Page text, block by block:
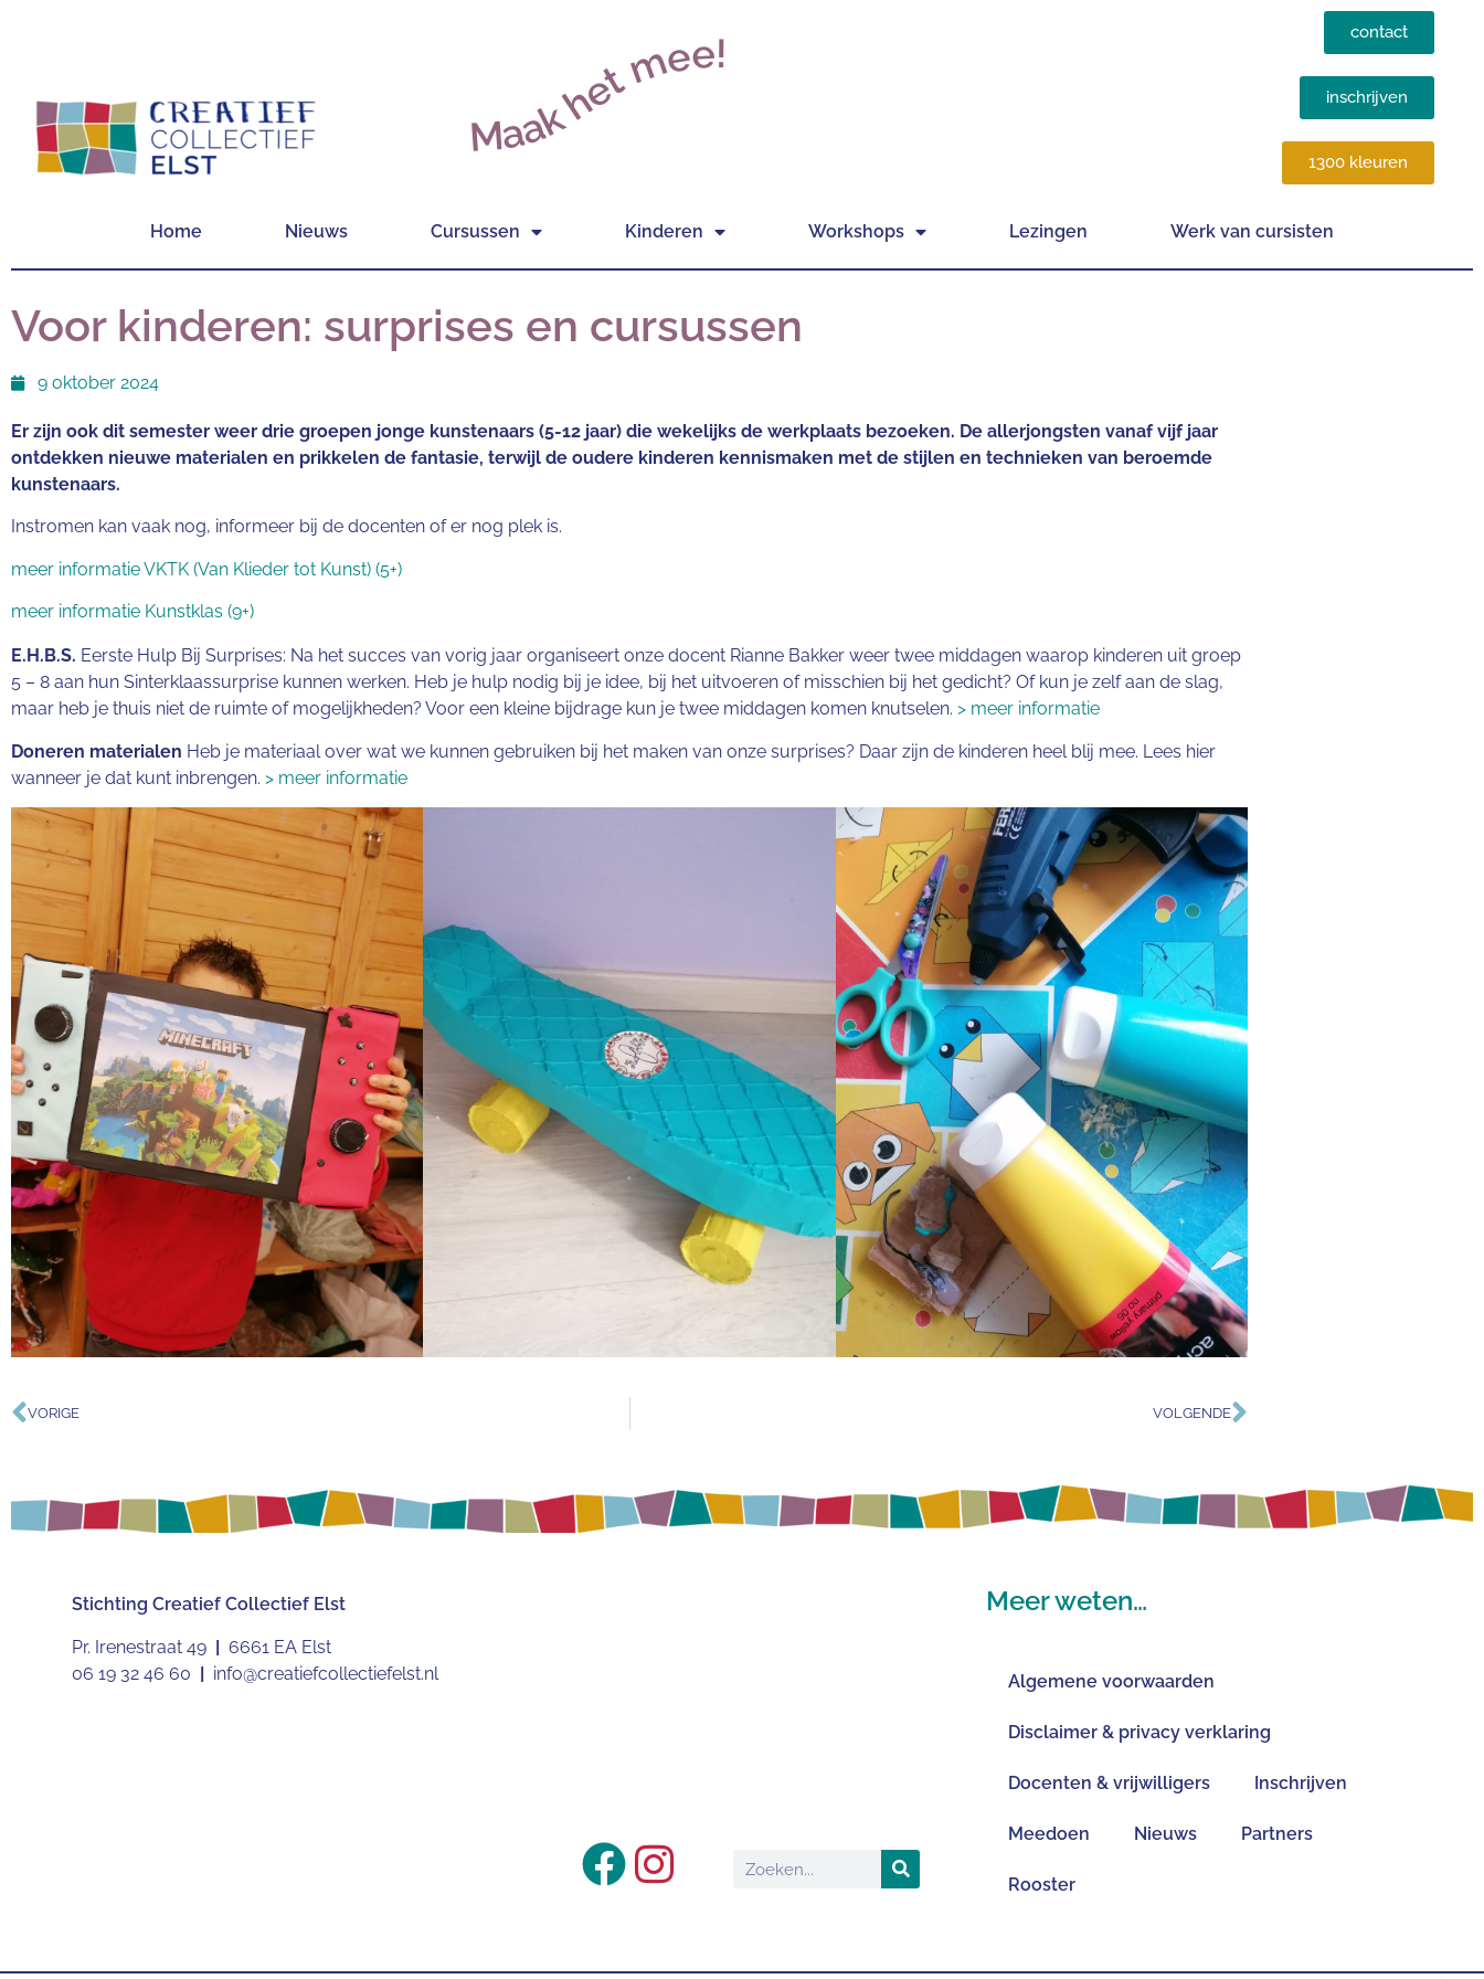
Maak het mee! contact
inschrijven
1300 kleuren
Home Nieuws Cursussen Kinderen Workshops Lezingen Werk van cursisten
Voor kinderen: surprises en cursussen
9 oktober 2024
Er zijn ook dit semester weer drie groepen jonge kunstenaars (5-12 jaar) die wekelijks de werkplaats bezoeken. De allerjongsten vanaf vijf jaar
ontdekken nieuwe materialen en prikkelen de fantasie, terwijl de oudere kinderen kennismaken met de stijlen en technieken van beroemde
kunstenaars.
Instromen kan vaak nog, informeer bij de docenten of er nog plek is.
meer informatie VKTK (Van Klieder tot Kunst) (5+)
meer informatie Kunstklas (9+)
E.H.B.S. Eerste Hulp Bij Surprises: Na het succes van vorig jaar organiseert onze docent Rianne Bakker weer twee middagen waarop kinderen uit groep
5 – 8 aan hun Sinterklaassurprise kunnen werken. Heb je hulp nodig bij je idee, bij het uitvoeren of misschien bij het gedicht? Of kun je zelf aan de slag,
maar heb je thuis niet de ruimte of mogelijkheden? Voor een kleine bijdrage kun je twee middagen komen knutselen. > meer informatie
Doneren materialen Heb je materiaal over wat we kunnen gebruiken bij het maken van onze surprises? Daar zijn de kinderen heel blij mee. Lees hier
wanneer je dat kunt inbrengen. > meer informatie
VORIGE VOLGENDE
Stichting Creatief Collectief Elst
Pr. Irenestraat 49 | 6661 EA Elst
06 19 32 46 60 | info@creatiefcollectiefelst.nl
Meer weten…
Algemene voorwaarden
Disclaimer & privacy verklaring
Docenten & vrijwilligers Inschrijven
Meedoen Nieuws Partners
Rooster